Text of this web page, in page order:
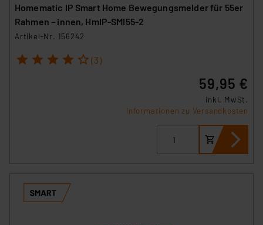
Homematic IP Smart Home Bewegungsmelder für 55er
Rahmen – innen, HmIP-SMI55-2
Artikel-Nr. 156242
1 2 3 4 5 (3)
59,95 €
inkl. MwSt.
Informationen zu Versandkosten